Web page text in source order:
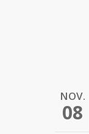
NOV.
08